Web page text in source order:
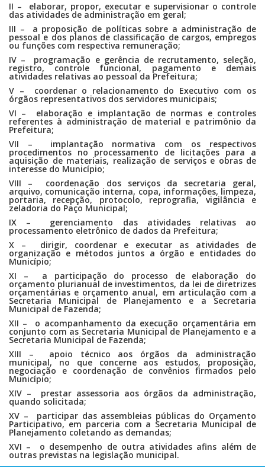
II – elaborar, propor, executar e supervisionar o controle
das atividades de administração em geral;
III – a proposição de políticas sobre a administração de
pessoal e dos planos de classificação de cargos, empregos
ou funções com respectiva remuneração;
IV – programação e gerência de recrutamento, seleção,
registro, controle funcional, pagamento e demais
atividades relativas ao pessoal da Prefeitura;
V – coordenar o relacionamento do Executivo com os
órgãos representativos dos servidores municipais;
VI – elaboração e implantação de normas e controles
referentes à administração de material e patrimônio da
Prefeitura;
VII – implantação normativa com os respectivos
procedimentos no processamento de licitações para a
aquisição de materiais, realização de serviços e obras de
interesse do Município;
VIII – coordenação dos serviços da secretaria geral,
arquivo, comunicação interna, copa, informações, limpeza,
portaria, recepção, protocolo, reprografia, vigilância e
zeladoria do Paço Municipal;
IX – gerenciamento das atividades relativas ao
processamento eletrônico de dados da Prefeitura;
X – dirigir, coordenar e executar as atividades de
organização e métodos juntos a órgão e entidades do
Município;
XI – a participação do processo de elaboração do
orçamento plurianual de investimentos, da lei de diretrizes
orçamentárias e orçamento anual, em articulação com a
Secretaria Municipal de Planejamento e a Secretaria
Municipal de Fazenda;
XII – o acompanhamento da execução orçamentária em
conjunto com as Secretaria Municipal de Planejamento e a
Secretaria Municipal de Fazenda;
XIII – apoio técnico aos órgãos da administração
municipal, no que concerne aos estudos, proposição,
negociação e coordenação de convênios firmados pelo
Município;
XIV – prestar assessoria aos órgãos da administração,
quando solicitada;
XV – participar das assembleias públicas do Orçamento
Participativo, em parceria com a Secretaria Municipal de
Planejamento coletando as demandas;
XVI – o desempenho de outra atividades afins além de
outras previstas na legislação municipal.